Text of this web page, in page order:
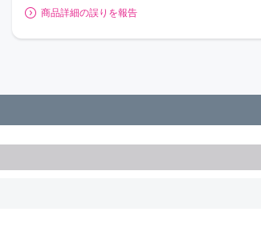
商品詳細の誤りを報告